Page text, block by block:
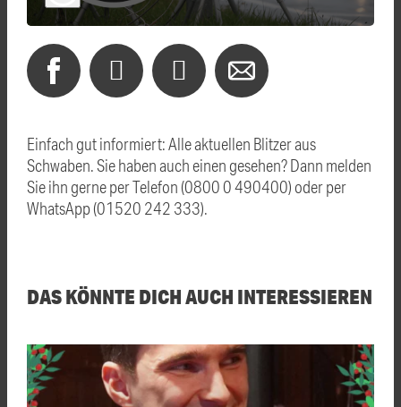
Einfach gut informiert: Alle aktuellen Blitzer aus
Schwaben. Sie haben auch einen gesehen? Dann melden
Sie ihn gerne per Telefon (0800 0 490400) oder per
WhatsApp (01520 242 333).
DAS KÖNNTE DICH AUCH INTERESSIEREN